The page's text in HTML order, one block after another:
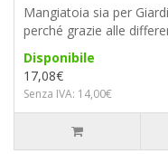
Mangiatoia sia per
perché grazie alle
Disponibile
17,08€
Senza IVA: 14,00€